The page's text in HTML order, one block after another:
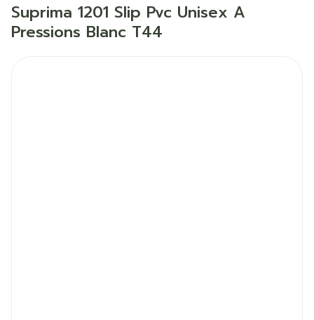
Suprima 1201 Slip Pvc Unisex A
Pressions Blanc T44